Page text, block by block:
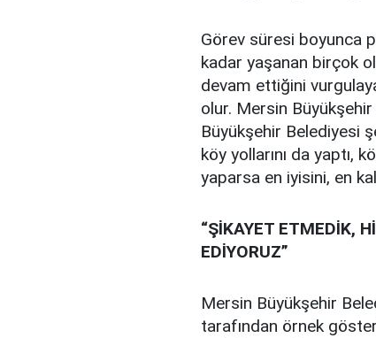
Görev süresi boyunca
kadar yaşanan birçok
devam ettiğini
olur. Mersin
Büyükşehir Belediyesi
köy yollarını da yaptı,
yaparsa en iyisini, en
“ŞİKAYET ETMEDİK,
EDİYORUZ”
Mersin Büyükşehir
tarafından örnek